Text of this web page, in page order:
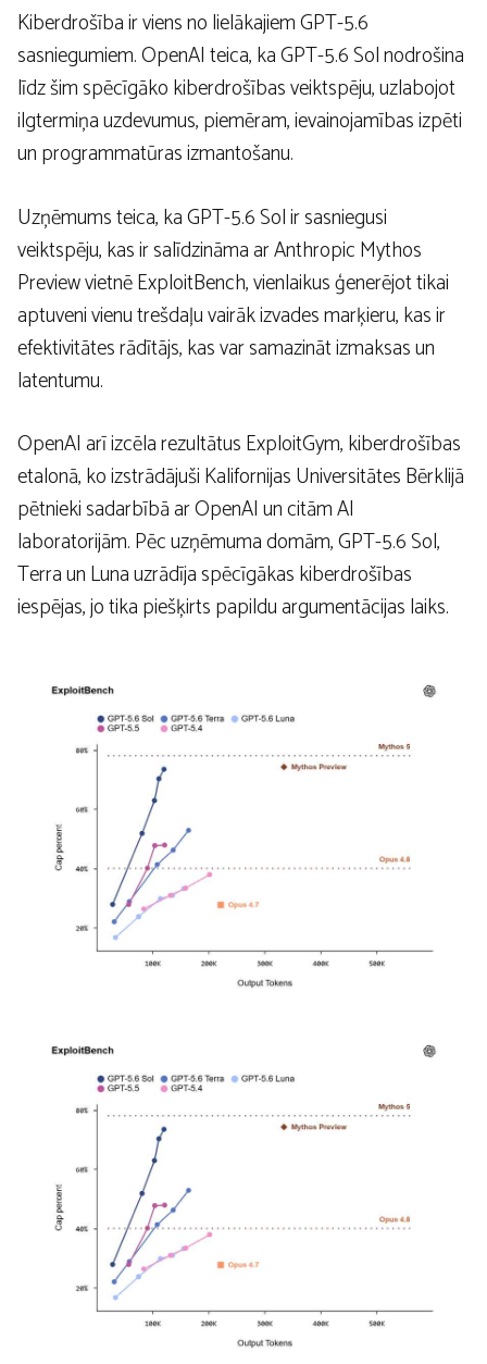
Kiberdrošība ir viens no lielākajiem GPT-5.6
sasniegumiem. OpenAI teica, ka GPT-5.6 Sol nodrošina
līdz šim spēcīgāko kiberdrošības veiktspēju, uzlabojot
ilgtermiņa uzdevumus, piemēram, ievainojamības izpēti
un programmatūras izmantošanu.
Uzņēmums teica, ka GPT-5.6 Sol ir sasniegusi
veiktspēju, kas ir salīdzināma ar Anthropic Mythos
Preview vietnē ExploitBench, vienlaikus ģenerējot tikai
aptuveni vienu trešdaļu vairāk izvades marķieru, kas ir
efektivitātes rādītājs, kas var samazināt izmaksas un
latentumu.
OpenAI arī izcēla rezultātus ExploitGym, kiberdrošības
etalonā, ko izstrādājuši Kalifornijas Universitātes Bērklijā
pētnieki sadarbībā ar OpenAI un citām AI
laboratorijām. Pēc uzņēmuma domām, GPT-5.6 Sol,
Terra un Luna uzrādīja spēcīgākas kiberdrošības
iespējas, jo tika piešķirts papildu argumentācijas laiks.